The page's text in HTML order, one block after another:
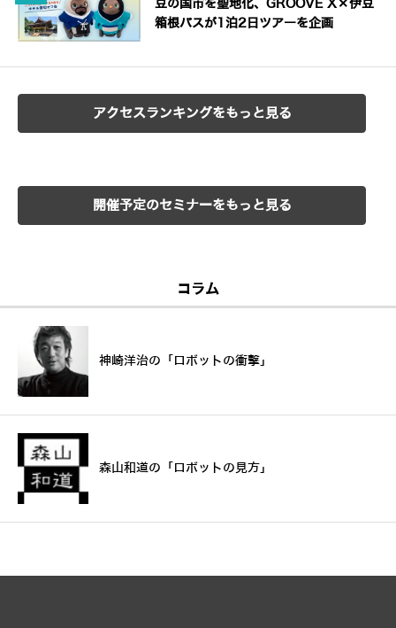
豆の国市を聖地化、GROOVE X×伊豆
箱根バスが1泊2日ツアーを企画
アクセスランキングをもっと見る
開催予定のセミナーをもっと見る
コラム
神崎洋治の「ロボットの衝撃」
森山和道の「ロボットの見方」